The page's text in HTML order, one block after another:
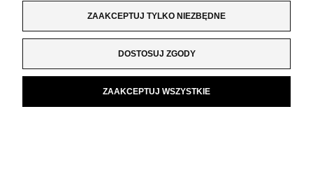
ZAAKCEPTUJ TYLKO NIEZBĘDNE
DOSTOSUJ ZGODY
ZAAKCEPTUJ WSZYSTKIE